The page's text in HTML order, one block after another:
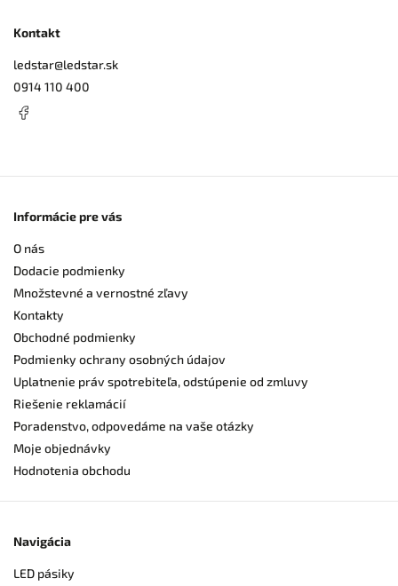
Kontakt
ledstar@ledstar.sk
0914 110 400
Informácie pre vás
O nás
Dodacie podmienky
Množstevné a vernostné zľavy
Kontakty
Obchodné podmienky
Podmienky ochrany osobných údajov
Uplatnenie práv spotrebiteľa, odstúpenie od zmluvy
Riešenie reklamácií
Poradenstvo, odpovedáme na vaše otázky
Moje objednávky
Hodnotenia obchodu
Navigácia
LED pásiky